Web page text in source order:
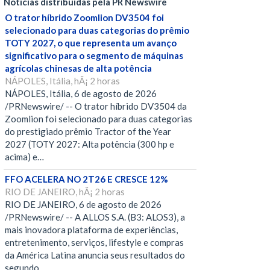
O trator híbrido Zoomlion DV3504 foi
selecionado para duas categorias do prêmio
TOTY 2027, o que representa um avanço
significativo para o segmento de máquinas
agrícolas chinesas de alta potência
NÁPOLES, Itália, hÃ¡ 2 horas
NÁPOLES, Itália, 6 de agosto de 2026
/PRNewswire/ -- O trator híbrido DV3504 da
Zoomlion foi selecionado para duas categorias
do prestigiado prêmio Tractor of the Year
2027 (TOTY 2027: Alta potência (300 hp e
acima) e…
FFO ACELERA NO 2T26 E CRESCE 12%
RIO DE JANEIRO, hÃ¡ 2 horas
RIO DE JANEIRO, 6 de agosto de 2026
/PRNewswire/ -- A ALLOS S.A. (B3: ALOS3), a
mais inovadora plataforma de experiências,
entretenimento, serviços, lifestyle e compras
da América Latina anuncia seus resultados do
segundo…